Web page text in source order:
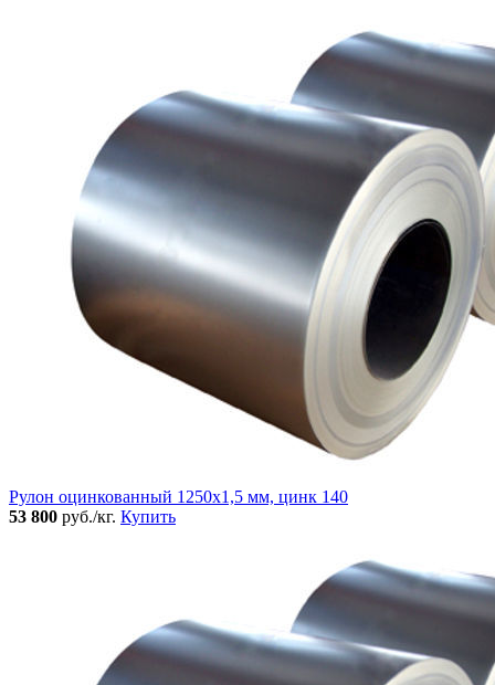
Рулон оцинкованный 1250х1,5 мм, цинк 140
53 800 руб./кг. Купить